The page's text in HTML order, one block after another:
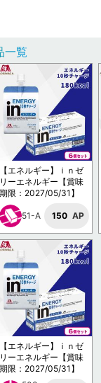
一覧
【エネルギー】ｉｎゼ
リーエネルギー【賞味
期限：2027/05/31】
51-A 150 AP
【エネルギー】ｉｎゼ
リーエネルギー【賞味
期限：2027/05/31】